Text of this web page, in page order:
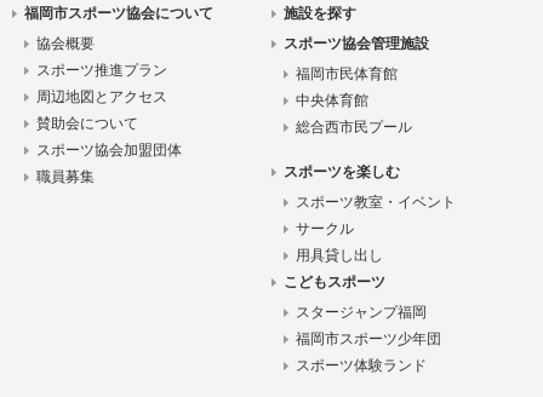
福岡市スポーツ協会について
協会概要
スポーツ推進プラン
周辺地図とアクセス
賛助会について
スポーツ協会加盟団体
職員募集
施設を探す
スポーツ協会管理施設
福岡市民体育館
中央体育館
総合西市民プール
スポーツを楽しむ
スポーツ教室・イベント
サークル
用具貸し出し
こどもスポーツ
スタージャンプ福岡
福岡市スポーツ少年団
スポーツ体験ランド